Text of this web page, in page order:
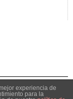
experiencia de
para la